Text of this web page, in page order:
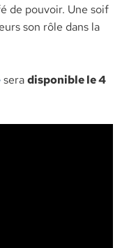
de pouvoir. Une soif
son rôle dans la
seradisponible le 4